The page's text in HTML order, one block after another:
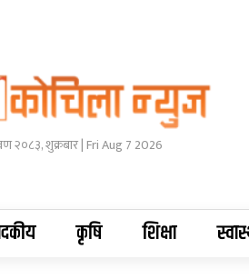
२०८३, शुक्रबार | Fri Aug 7 2026
कृषि शिक्षा